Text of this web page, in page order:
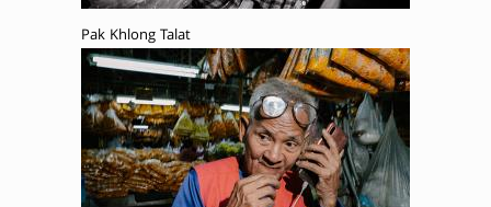
Pak Khlong Talat